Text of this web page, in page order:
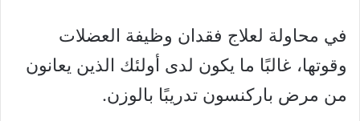
في محاولة لعلاج فقدان وظيفة العضلات
وقوتها، غالبًا ما يكون لدى أولئك الذين يعانون
من مرض باركنسون تدريبًا بالوزن.